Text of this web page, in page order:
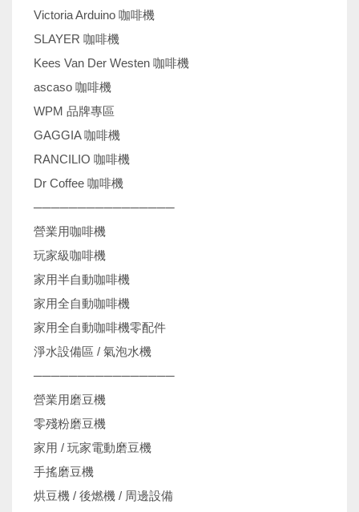
Victoria Arduino 咖啡機
SLAYER 咖啡機
Kees Van Der Westen 咖啡機
ascaso 咖啡機
WPM 品牌專區
GAGGIA 咖啡機
RANCILIO 咖啡機
Dr Coffee 咖啡機
────────────────
營業用咖啡機
玩家級咖啡機
家用半自動咖啡機
家用全自動咖啡機
家用全自動咖啡機零配件
淨水設備區 / 氣泡水機
────────────────
營業用磨豆機
零殘粉磨豆機
家用 / 玩家電動磨豆機
手搖磨豆機
烘豆機 / 後燃機 / 周邊設備